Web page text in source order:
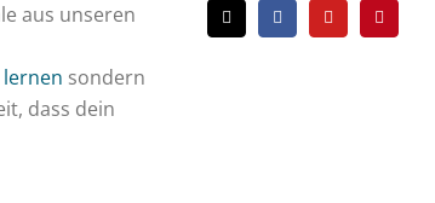
aus unseren
sondern
dass dein